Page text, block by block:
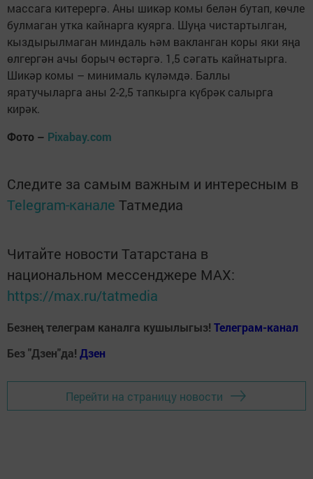
массага китерергә. Аны шикәр комы белән бутап, көчле
булмаган утка кайнарга куярга. Шуңа чистартылган,
кыздырылмаган миндаль һәм вакланган коры яки яңа
өлгергән ачы борыч өстәргә. 1,5 сәгать кайнатырга.
Шикәр комы – минималь күләмдә. Баллы
яратучыларга аны 2-2,5 тапкырга күбрәк салырга
кирәк.
Фото – Pixabay.com
Следите за самым важным и интересным в
Telegram-канале Татмедиа
Читайте новости Татарстана в
национальном мессенджере MАХ:
https://max.ru/tatmedia
Безнең телеграм каналга кушылыгыз! Телеграм-канал
Без "Дзен"да! Дзен
Перейти на страницу новости